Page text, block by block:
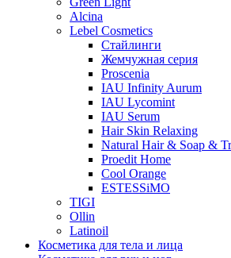
Alcina
Lebel Cosmetics
Стайлинги
Жемчужная серия
Proscenia
IAU Infinity Aurum
IAU Lycomint
IAU Serum
Hair Skin Relaxing
Natural Hair & Soap &
Proedit Home
Cool Orange
ESTESSiMO
TIGI
Ollin
Latinoil
Косметика для тела и лица